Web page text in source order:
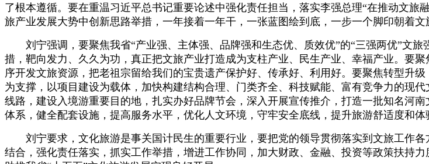
了根本遵循。要在重温习近平总书记重要论述中强化责任担当，落实李强总理“在推动文
旅产业发展大势中创新思路举措，一年接着一年干，一张蓝图绘到底，一步一个脚印朝着文
刘宁强调，要聚焦我省“产业强、主体强、品牌强和生态优、质效优”的“三强两优”文
措，靶向发力、久久为功，真正把文旅产业打造成为支柱产业、民生产业、幸福产业。要
序开发文旅资源，把老祖宗留给我们的宝贵遗产保护好、传承好、利用好。要聚焦转型升
为支撑，以项目建设为载体，加快构建结构合理、门类齐全、科技赋能、富有竞争力的现
线路，建设入境游重要目的地，扎实办好品牌节会，深入开展宣传推介，打造一批知名河
体系，健全配套设施，提高服务水平，优化人文环境，守牢安全底线，提升旅游舒适度和
刘宁要求，文化旅游是事关国计民生的重要行业，要把党的领导贯彻落实到文旅工作
结合，强化责任落实，抓实工作举措，增进工作协同，加大财政、金融、投资等政策扶持